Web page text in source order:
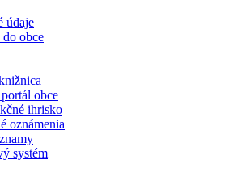
údaje
obce
obce
ihrisko
oznámenia
systém